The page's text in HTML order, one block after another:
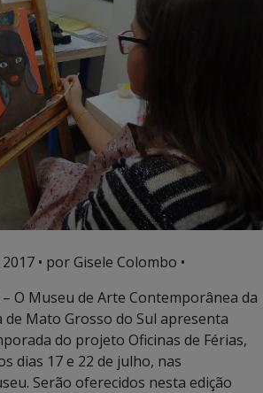
• por Gisele Colombo •
O Museu de Arte Contemporânea da
de Mato Grosso do Sul apresenta
do projeto Oficinas de Férias,
dias 17 e 22 de julho, nas
Serão oferecidos nesta edição